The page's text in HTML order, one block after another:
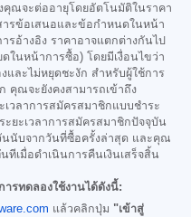
คุณจะต่ออายุโดยอัตโนมัติในราคา
ารข้อเสนอและข้อกำหนดในหน้า
รอ้างอิง ราคาอาจแตกต่างกันไป
ในหน้าการซื้อ) โดยมีเงื่อนไขว่า
และไม่หยุดชะงัก สำหรับผู้ใช้การ
คุณจะยังคงสามารถเข้าถึง
วลาการสมัครสมาชิกแบบชำระ
ยะเวลาการสมัครสมาชิกปัจจุบัน
นนับจากวันที่ซื้อครั้งล่าสุด และคุณ
เมื่อดำเนินการคืนเงินเสร็จสิ้น
รทดลองใช้งานได้ดังนี้:
แล้วคลิกปุ่ม "เข้าสู่